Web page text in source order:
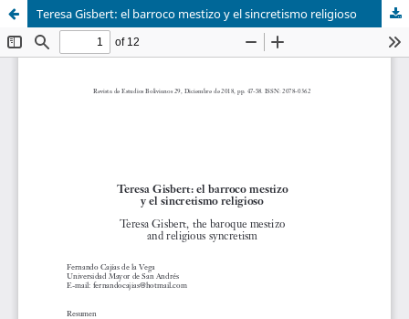
Teresa Gisbert: el barroco mestizo y el sincretismo religioso